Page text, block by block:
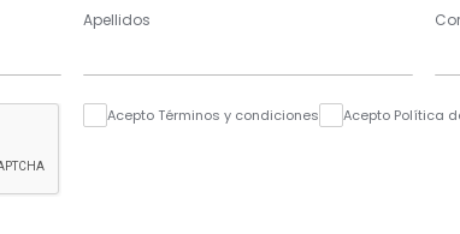
Apellidos
Acepto Términos y condiciones Acepto Política